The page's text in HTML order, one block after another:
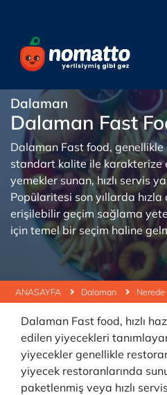
ANASAYFA Dalaman Nerede
Dalaman
Dalaman Fast
Dalaman Fast food, genellikle
standart kalite ile karakterize
yemekler sunan, hızlı servis
Popülaritesi son yıllarda hızla
erişilebilir geçim sağlama
için temel bir seçim haline
Dalaman Fast food, hızlı
edilen yiyecekleri
yiyecekler genellikle
yiyecek restoranlarında
paketlenmiş veya hızlı